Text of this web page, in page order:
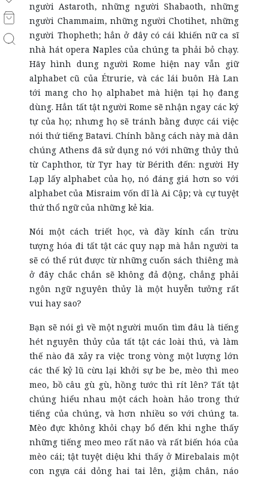
người Astaroth, những người Shabaoth, những
người Chammaim, những người Chotihet, những
người Thopheth; hẳn ở đây có cái khiến nữ ca sĩ
nhà hát opera Naples của chúng ta phải bỏ chạy.
Hãy hình dung người Rome hiện nay vẫn giữ
alphabet cũ của Étrurie, và các lái buôn Hà Lan
tới mang cho họ alphabet mà hiện tại họ đang
dùng. Hẳn tất tật người Rome sẽ nhận ngay các ký
tự của họ; nhưng họ sẽ tránh bằng được cái việc
nói thứ tiếng Batavi. Chính bằng cách này mà dân
chúng Athens đã sử dụng nó với những thủy thủ
từ Caphthor, từ Tyr hay từ Bérith đến: người Hy
Lạp lấy alphabet của họ, nó đáng giá hơn so với
alphabet của Misraim vốn dĩ là Ai Cập; và cự tuyệt
thứ thổ ngữ của những kẻ kia.
Nói một cách triết học, và đầy kính cẩn trừu
tượng hóa đi tất tật các quy nạp mà hẳn người ta
sẽ có thể rút được từ những cuốn sách thiêng mà
ở đây chắc chắn sẽ không đả động, chẳng phải
ngôn ngữ nguyên thủy là một huyễn tưởng rất
vui hay sao?
Bạn sẽ nói gì về một người muốn tìm đâu là tiếng
hét nguyên thủy của tất tật các loài thú, và làm
thế nào đã xảy ra việc trong vòng một lượng lớn
các thế kỷ lũ cừu lại khởi sự be be, mèo thì meo
meo, bồ câu gù gù, hồng tước thì rít lên? Tất tật
chúng hiểu nhau một cách hoàn hảo trong thứ
tiếng của chúng, và hơn nhiều so với chúng ta.
Mèo đực không khỏi chạy bổ đến khi nghe thấy
những tiếng meo meo rất não và rất biến hóa của
mèo cái; tật tuyệt diệu khi thấy ở Mirebalais một
con ngựa cái dỏng hai tai lên, giậm chân, náo